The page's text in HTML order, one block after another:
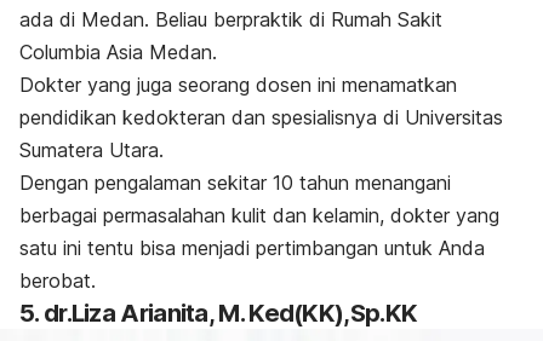
ada di Medan. Beliau berpraktik di Rumah Sakit
Columbia Asia Medan.
Dokter yang juga seorang dosen ini menamatkan
pendidikan kedokteran dan spesialisnya di Universitas
Sumatera Utara.
Dengan pengalaman sekitar 10 tahun menangani
berbagai permasalahan kulit dan kelamin, dokter yang
satu ini tentu bisa menjadi pertimbangan untuk Anda
berobat.
5. dr.Liza Arianita, M. Ked(KK),Sp.KK